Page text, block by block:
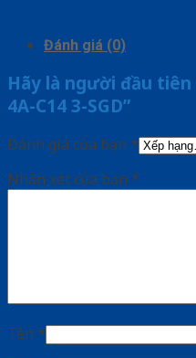
Đánh giá (0)
Hãy là người đầu tiên
4A-C14 3-SGD”
Đánh giá của bạn *
Nhận xét của bạn *
Tên *